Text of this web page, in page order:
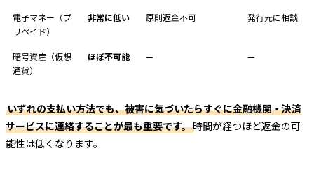
電子マネー（プ
リペイド）
非常に低い 原則返金不可 発行元に相談
暗号資産（仮想
通貨）
ほぼ不可能 — —
いずれの支払い方法でも、被害に気づいたらすぐに金融機関・決済
サービスに連絡することが最も重要です。時間が経つほど返金の可
能性は低くなります。